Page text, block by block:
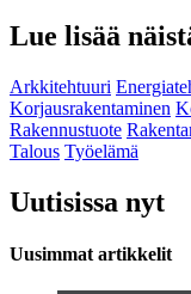
Lue lisää
Arkkitehtuuri
Korjausrakentaminen
Rakennustuote
Talous Työelämä
Uutisissa nyt
Uusimmat artikkelit